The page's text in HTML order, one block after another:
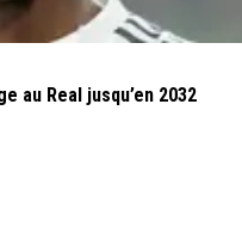
au Real jusqu’en 2032